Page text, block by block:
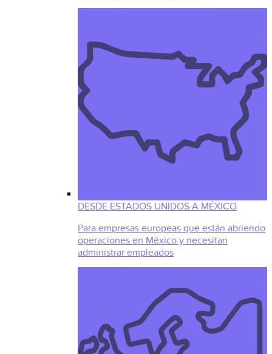
DESDE ESTADOS UNIDOS A MÉXICO
Para empresas europeas que están abriendo
operaciones en México y necesitan
administrar empleados